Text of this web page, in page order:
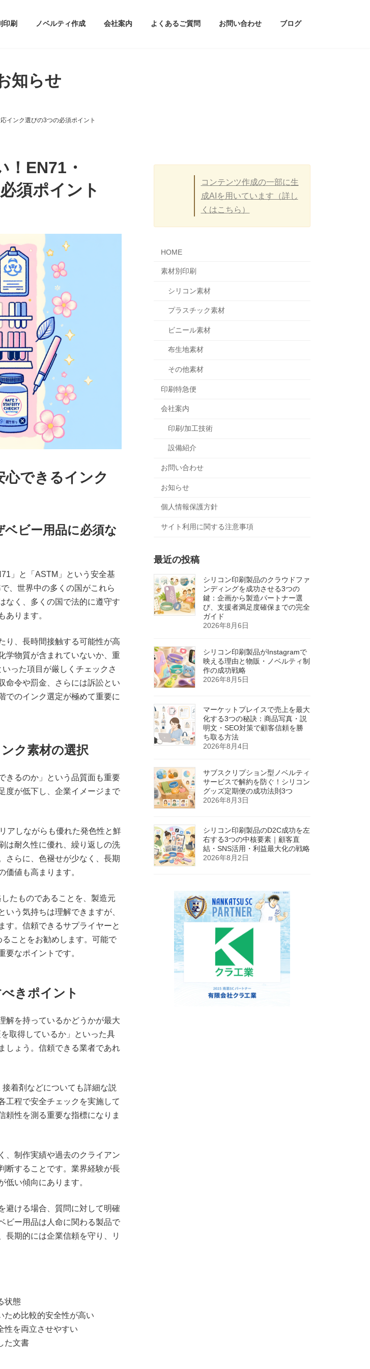
印刷 ノベルティ作成 会社案内 よくあるご質問 お問い合わせ ブログ
知らせ
インク選びの3つの必須ポイント
EN71・
須ポイント
心できるインク
ビー用品に必須な
」と「ASTM」という安全基
、世界中の多くの国がこれら
なく、多くの国で法的に遵守す
あります。
り、長時間接触する可能性が高
学物質が含まれていないか、重
った項目が厳しくチェックさ
命令や罰金、さらには訴訟とい
でのインク選定が極めて重要に
ク素材の選択
きるのか」という品質面も重要
度が低下し、企業イメージまで
アしながらも優れた発色性と鮮
は耐久性に優れ、繰り返しの洗
さらに、色褪せが少なく、長期
値も高まります。
たものであることを、製造元
う気持ちは理解できますが、
す。信頼できるサプライヤーと
ことをお勧めします。可能で
なポイントです。
きポイント
解を持っているかどうかが最大
取得しているか」といった具
しょう。信頼できる業者であれ
着剤などについても詳細な説
工程で安全チェックを実施して
頼性を測る重要な指標になりま
、制作実績や過去のクライアン
断することです。業界経験が長
い傾向にあります。
避ける場合、質問に対して明確
ビー用品は人命に関わる製品で
長期的には企業信頼を守り、リ
状態
ため比較的安全性が高い
性を両立させやすい
た文書
コンテンツ作成の一部に生
成AIを用いています（詳し
くはこちら）
HOME
素材別印刷
シリコン素材
プラスチック素材
ビニール素材
布生地素材
その他素材
印刷特急便
会社案内
印刷/加工技術
設備紹介
お問い合わせ
お知らせ
個人情報保護方針
サイト利用に関する注意事項
最近の投稿
シリコン印刷製品のクラウドファ
ンディングを成功させる3つの
鍵：企画から製造パートナー選
び、支援者満足度確保までの完全
ガイド
2026年8月6日
シリコン印刷製品がInstagramで
映える理由と物販・ノベルティ制
作の成功戦略
2026年8月5日
マーケットプレイスで売上を最大
化する3つの秘訣：商品写真・説
明文・SEO対策で顧客信頼を勝
ち取る方法
2026年8月4日
サブスクリプション型ノベルティ
サービスで解約を防ぐ！シリコン
グッズ定期便の成功法則3つ
2026年8月3日
シリコン印刷製品のD2C成功を左
右する3つの中核要素｜顧客直
結・SNS活用・利益最大化の戦略
2026年8月2日